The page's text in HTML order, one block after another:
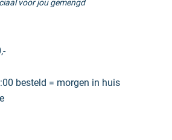
voor jou gemengd
besteld = morgen in huis